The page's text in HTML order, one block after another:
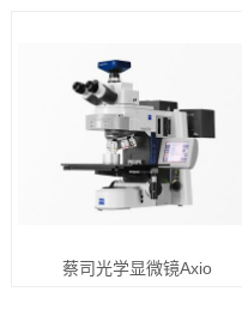
蔡司光学显微镜Axio